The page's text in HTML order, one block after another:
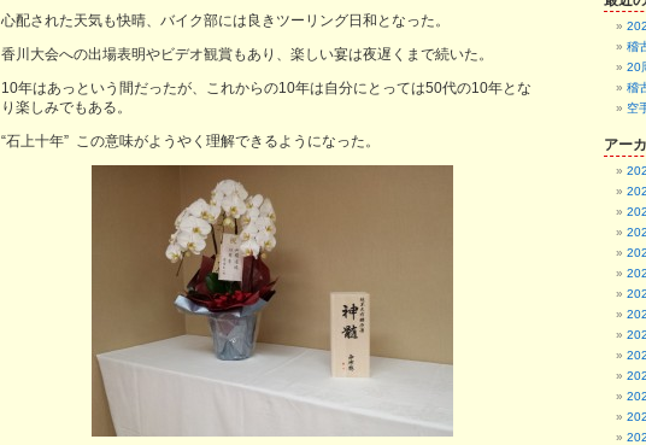
心配された天気も快晴、バイク部には良きツーリング日和となった。
香川大会への出場表明やビデオ観賞もあり、楽しい宴は夜遅くまで続いた。
10年はあっという間だったが、これからの10年は自分にとっては50代の10年とな
り楽しみでもある。
“石上十年” この意味がようやく理解できるようになった。
稽
20
稽
空
アー